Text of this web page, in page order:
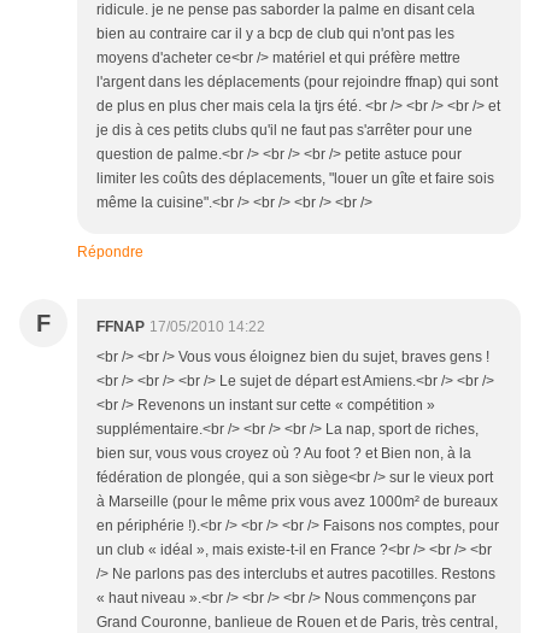
ridicule. je ne pense pas saborder la palme en disant cela
bien au contraire car il y a bcp de club qui n'ont pas les
moyens d'acheter ce<br /> matériel et qui préfère mettre
l'argent dans les déplacements (pour rejoindre ffnap) qui sont
de plus en plus cher mais cela la tjrs été. <br /> <br /> <br /> et
je dis à ces petits clubs qu'il ne faut pas s'arrêter pour une
question de palme.<br /> <br /> <br /> petite astuce pour
limiter les coûts des déplacements, "louer un gîte et faire sois
même la cuisine".<br /> <br /> <br /> <br />
Répondre
F FFNAP 17/05/2010 14:22
<br /> <br /> Vous vous éloignez bien du sujet, braves gens !
<br /> <br /> <br /> Le sujet de départ est Amiens.<br /> <br />
<br /> Revenons un instant sur cette « compétition »
supplémentaire.<br /> <br /> <br /> La nap, sport de riches,
bien sur, vous vous croyez où ? Au foot ? et Bien non, à la
fédération de plongée, qui a son siège<br /> sur le vieux port
à Marseille (pour le même prix vous avez 1000m² de bureaux
en périphérie !).<br /> <br /> <br /> Faisons nos comptes, pour
un club « idéal », mais existe-t-il en France ?<br /> <br /> <br
/> Ne parlons pas des interclubs et autres pacotilles. Restons
« haut niveau ».<br /> <br /> <br /> Nous commençons par
Grand Couronne, banlieue de Rouen et de Paris, très central,